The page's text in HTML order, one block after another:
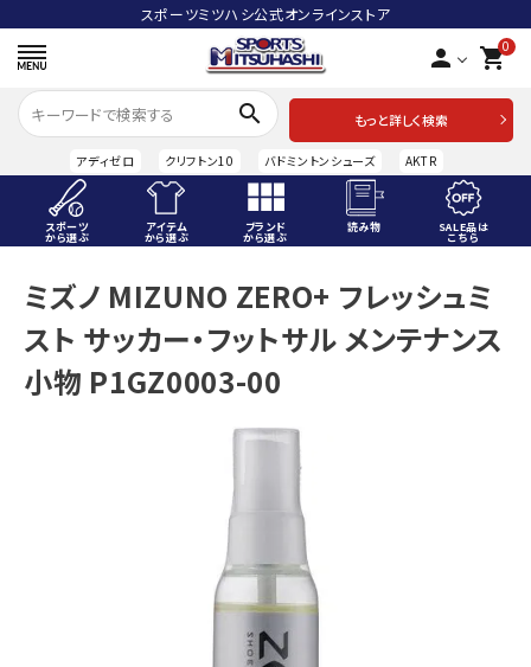
スポーツミツハシ公式オンラインストア
person 0
shopping_cart
search
もっと詳しく検索
アディゼロ クリフトン10 バドミントンシューズ AKTR
スポーツ
から選ぶ
アイテム
から選ぶ
ブランド
から選ぶ
読み物 SALE品は
こちら
ACCOUNT MENU
ようこそ ゲスト 様
meeting_room ログイン person 会員登録
ミズノ MIZUNO ZERO+ フレッシュミ
スト サッカー・フットサル メンテナンス
小物 P1GZ0003-00